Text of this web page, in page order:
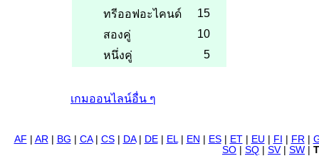
ทรีออฟอะไคนด์
15
สองคู่
10
หนึ่งคู่
5
เกมออนไลน์อื่น ๆ
AF AR| BG CA| CS| DA| DE| EL| EN ES| ET| EU FI FR|
SO
SQ SV| SW